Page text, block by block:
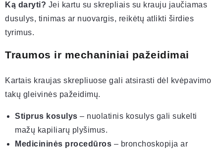
Ką daryti? Jei kartu su skrepliais su krauju jaučiamas
dusulys, tinimas ar nuovargis, reikėtų atlikti širdies
tyrimus.
Traumos ir mechaniniai pažeidimai
Kartais kraujas skrepliuose gali atsirasti dėl kvėpavimo
takų gleivinės pažeidimų.
Stiprus kosulys – nuolatinis kosulys gali sukelti
mažų kapiliarų plyšimus.
Medicininės procedūros – bronchoskopija ar